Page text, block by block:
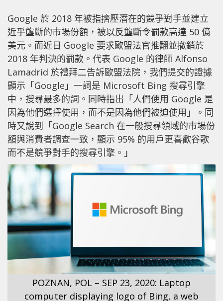
Google 於 2018 年被指擠壓潛在的競爭對手並建立
近乎壟斷的市場份額，被以反壟斷令罰款高達 50 億
美元。而近日 Google 要求歐盟法官推翻並撤銷於
2018 年判決的罰款。代表 Google 的律師 Alfonso
Lamadrid 於禮拜二告訴歐盟法院，我們提交的證據
顯示「Google」一詞是 Microsoft Bing 搜尋引擎
中，搜尋最多的詞。同時指出「人們使用 Google 是
因為他們選擇使用，而不是因為他們被迫使用」。同
時又說到「Google Search 在一般搜尋領域的市場份
額與消費者調查一致，顯示 95% 的用戶更喜歡谷歌
而不是競爭對手的搜尋引擎。」
POZNAN, POL – SEP 23, 2020: Laptop
computer displaying logo of Bing, a web